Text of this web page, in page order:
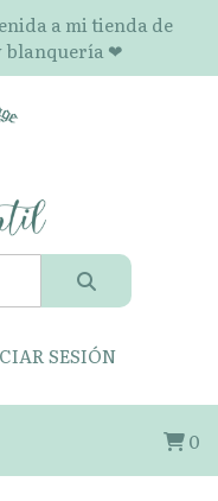
a mi tienda de
blanquería ❤
SESIÓN
0